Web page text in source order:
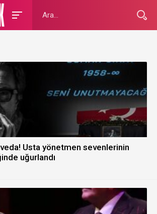
veda! Usta yönetmen sevenlerinin
uğurlandı